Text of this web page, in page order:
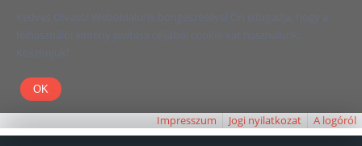
Kedves Olvasó! Weboldalunk böngészésével Ön elfogadja, hogy a
felhasználói élmény javítása céljából cookie-kat használunk.
Köszönjük!
Impresszum Jogi nyilatkozat A logóról